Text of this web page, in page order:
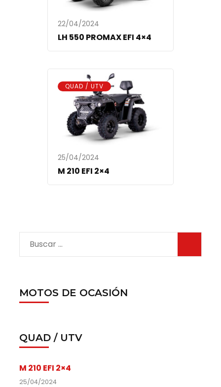
22/04/2024
LH 550 PROMAX EFI 4×4
QUAD / UTV
25/04/2024
M 210 EFI 2×4
MOTOS DE OCASIÓN
QUAD / UTV
M 210 EFI 2×4
25/04/2024